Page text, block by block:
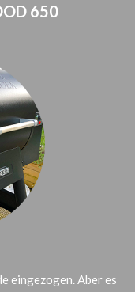
650
eingezogen. Aber es